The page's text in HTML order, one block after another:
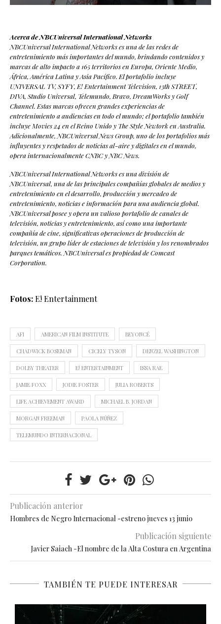
Acerca de NBCUniversal International Networks
NBCUniversal International Networks es una de las redes de
entretenimiento más importantes del mundo, brindando contenidos y
marcas de alto impacto a 165 territorios en Europa, Oriente Medio,
África, América Latina y Asia Pacífico. El portafolio incluye
UNIVERSAL TV, SYFY, E! Entertainment Television, 13th STREET,
DIVA, Studio Universal, Telemundo, Bravo, DreamWorks y Golf
Channel. Estas marcas ofrecen grandes experiencias de
entretenimiento a audiencias en todo el mundo; el portafolio también
incluye Movies 24 en el Reino Unido y The Style Newtork en Australia.
Adicionalmente, NBCUniversal News Group, uno de los portafolios más
influyentes y respetados de noticias al-aire y digitales en el mundo,
opera internacionalmente CNBC y NBC News.
NBCUniversal International Networks es una división de
NBCUniversal, una de las principales compañías globales de medios y
entretenimiento en el desarrollo, producción y mercadeo de
entretenimiento, noticias e información para una audiencia global.
NBCUniversal posee y opera un valioso portafolio de canales de
televisión, noticias y entretenimiento, así como una importante
compañía de cine, significativas operaciones de producción de
televisión, un grupo líder de estaciones de televisión y los renombrados
parques temáticos. NBCUniversal es propiedad de Comcast
Corporation.
Fotos:E! Entertainment
AFI AMERICAN FILM INSTITUTE BEYONCÉ
CHADWICK BOSEMAN CICELY TYSON DENZEL WASHINGTON
DOLBY THEATER E! ENTERTAINMENT ISSA RAE
JAMIE FOXX JODIE FOSTER JULIA ROBERTS
LIFE ACHIEVEMENT AWARD MICHAEL B. JORDAN
MORGAN FREEMAN PAOLA NÚÑEZ
TELEMUNDO INTERNACIONAL
Publicación anterior
Hombres de Negro Internacional -estreno jueves 13 junio
Publicación siguiente
Javier Saiach -El nombre de la Alta Costura en Argentina
TAMBIÉN TE PUEDE INTERESAR